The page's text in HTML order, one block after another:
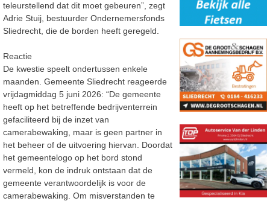
teleurstellend dat dit moet gebeuren”, zegt
Adrie Stuij, bestuurder Ondernemersfonds
Sliedrecht, die de borden heeft geregeld.
Reactie
De kwestie speelt ondertussen enkele
maanden. Gemeente Sliedrecht reageerde
vrijdagmiddag 5 juni 2026: “De gemeente
heeft op het betreffende bedrijventerrein
gefaciliteerd bij de inzet van
camerabewaking, maar is geen partner in
het beheer of de uitvoering hiervan. Doordat
het gemeentelogo op het bord stond
vermeld, kon de indruk ontstaan dat de
gemeente verantwoordelijk is voor de
camerabewaking. Om misverstanden te